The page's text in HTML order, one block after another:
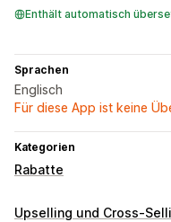
Enthält automatisch
Sprachen
Englisch
Für diese App ist keine
Kategorien
Rabatte
Rabatt-Typen
Upselling und Cross-